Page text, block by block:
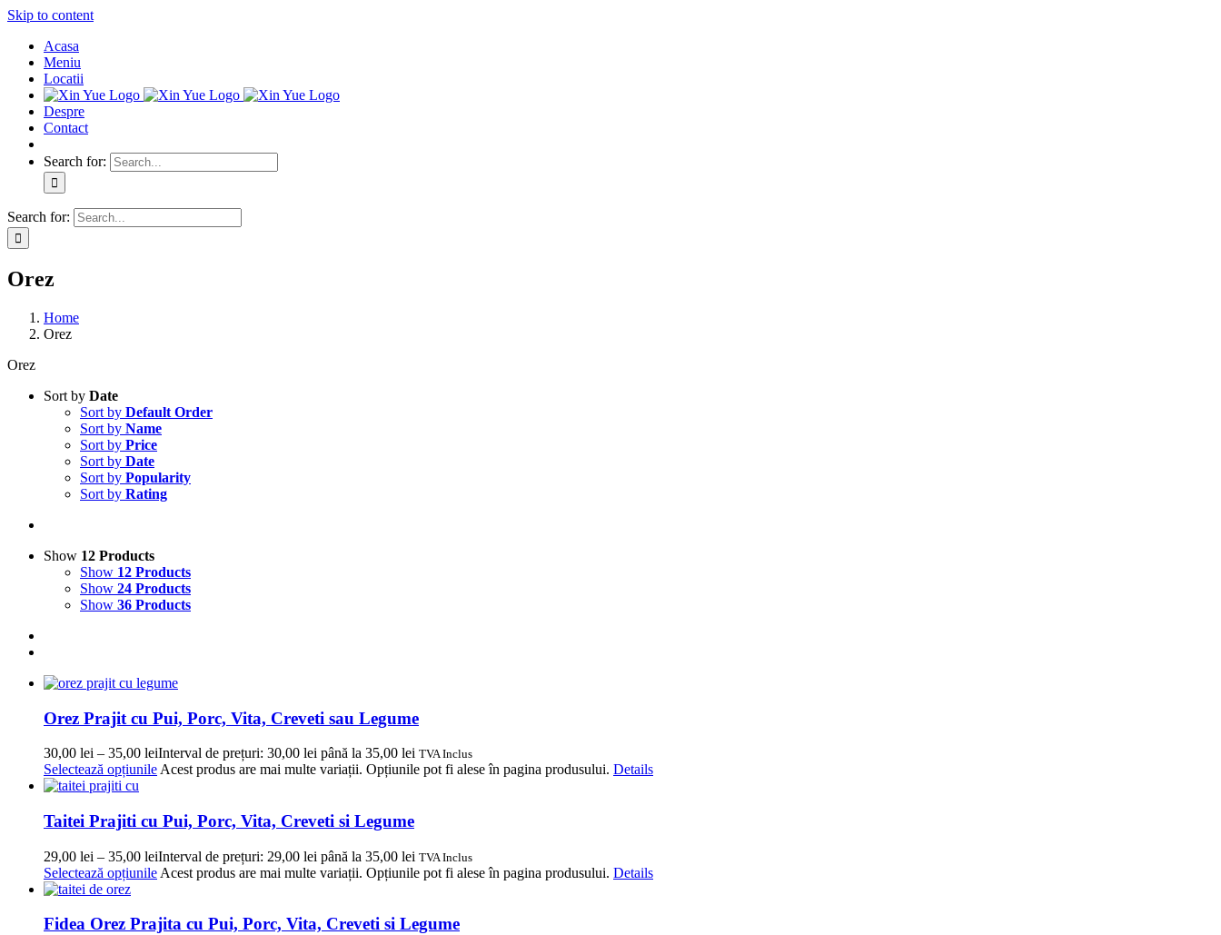
Skip to content
Acasa
Meniu
Locatii
Despre
Contact
Search for:
Search for:
Orez
Home
Orez
Orez
Sort by Date
Sort by Default Order
Sort by Name
Sort by Price
Sort by Date
Sort by Popularity
Sort by Rating
Show 12 Products
Show 12 Products
Show 24 Products
Show 36 Products
Orez Prajit cu Pui, Porc, Vita, Creveti sau Legume
30,00 lei – 35,00 leiInterval de prețuri: 30,00 lei până la 35,00 lei TVA Inclus
Selectează opțiunile Acest produs are mai multe variații. Opțiunile pot fi alese în pagina produsului. Details
Taitei Prajiti cu Pui, Porc, Vita, Creveti si Legume
29,00 lei – 35,00 leiInterval de prețuri: 29,00 lei până la 35,00 lei TVA Inclus
Selectează opțiunile Acest produs are mai multe variații. Opțiunile pot fi alese în pagina produsului. Details
Fidea Orez Prajita cu Pui, Porc, Vita, Creveti si Legume